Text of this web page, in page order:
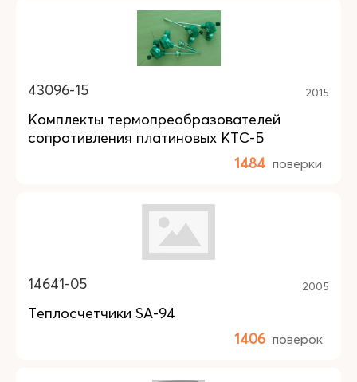
43096-15 2015
Комплекты термопреобразователей
сопротивления платиновых КТС-Б
1484 поверки
14641-05 2005
Теплосчетчики SA-94
1406 поверок